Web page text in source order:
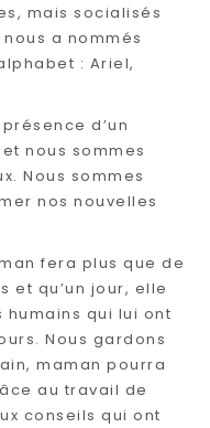
mais socialisés
a nommés
: Ariel,
d’un
nous sommes
Nous sommes
nos nouvelles
fera plus que de
et qu’un jour, elle
qui lui ont
Nous gardons
maman pourra
au travail de
conseils qui ont